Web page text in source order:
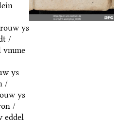
ys
/
vmme
ys
/
ys
/
eddel